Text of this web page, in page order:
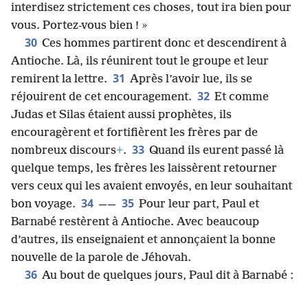
interdisez strictement ces choses, tout ira bien pour
vous. Portez-vous bien ! »
30 Ces hommes partirent donc et descendirent à
Antioche. Là, ils réunirent tout le groupe et leur
remirent la lettre. 31 Après l’avoir lue, ils se
réjouirent de cet encouragement. 32 Et comme
Judas et Silas étaient aussi prophètes, ils
encouragèrent et fortifièrent les frères par de
nombreux discours+. 33 Quand ils eurent passé là
quelque temps, les frères les laissèrent retourner
vers ceux qui les avaient envoyés, en leur souhaitant
bon voyage. 34 —— 35 Pour leur part, Paul et
Barnabé restèrent à Antioche. Avec beaucoup
d’autres, ils enseignaient et annonçaient la bonne
nouvelle de la parole de Jéhovah.
36 Au bout de quelques jours, Paul dit à Barnabé :